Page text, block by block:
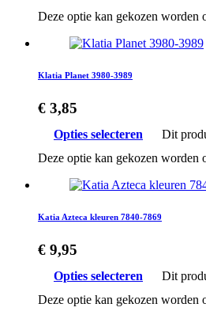
Deze optie kan gekozen worden
Klatia Planet 3980-3989
€ 3,85
Opties selecteren
Dit
Deze optie kan gekozen worden
Katia Azteca kleuren 7840-7869
€ 9,95
Opties selecteren
Dit
Deze optie kan gekozen worden